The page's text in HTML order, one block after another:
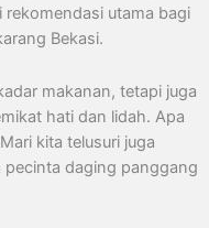
utama bagi
Bekasi.
makanan, tetapi juga
hati dan lidah. Apa
kita telusuri juga
pecinta daging panggang